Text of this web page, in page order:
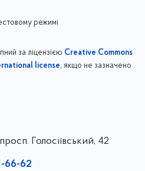
режимі
за ліцензією Creative Commons
license, якщо не зазначено
Голосіївський, 42
66-62